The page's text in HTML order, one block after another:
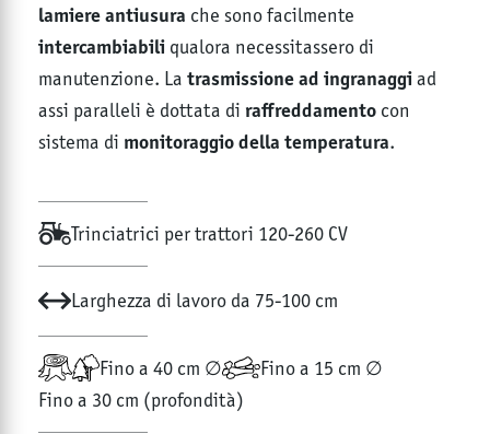
lamiere antiusura che sono facilmente
intercambiabili qualora necessitassero di
manutenzione. La trasmissione ad ingranaggiad
assi paralleli è dottata di raffreddamento con
sistema di monitoraggio della temperatura.
Trinciatrici per trattori 120-260 CV
Larghezza di lavoro da 75-100 cm
Fino a 40 cm ∅
Fino a 15 cm ∅
Fino a 30 cm (profondità)